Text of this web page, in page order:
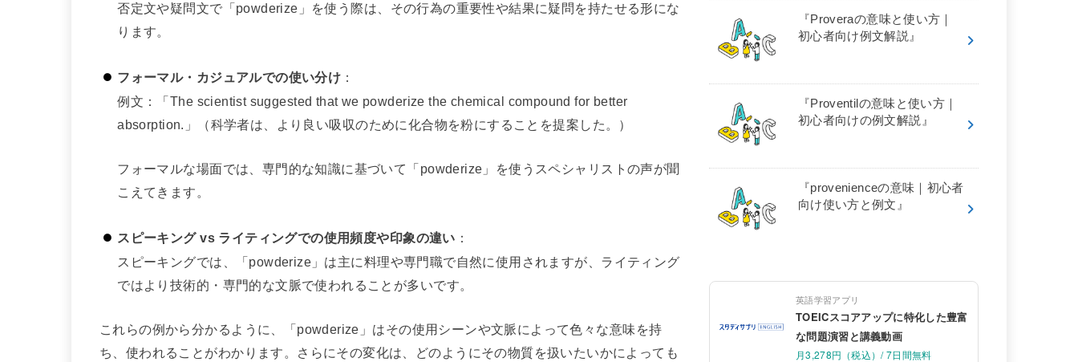
否定文や疑問文で「powderize」を使う際は、その行為の重要性や結果に疑問を持たせる形にな
ります。
フォーマル・カジュアルでの使い分け ：
例文：「The scientist suggested that we powderize the chemical compound for better
absorption.」（科学者は、より良い吸収のために化合物を粉にすることを提案した。）
フォーマルな場面では、専門的な知識に基づいて「powderize」を使うスペシャリストの声が聞
こえてきます。
スピーキング vs ライティングでの使用頻度や印象の違い ：
スピーキングでは、「powderize」は主に料理や専門職で自然に使用されますが、ライティング
ではより技術的・専門的な文脈で使われることが多いです。
これらの例から分かるように、「powderize」はその使用シーンや文脈によって色々な意味を持
ち、使われることがわかります。さらにその変化は、どのようにその物質を扱いたいかによっても
『Proveraの意味と使い方｜
初心者向け例文解説』
『Proventilの意味と使い方｜
初心者向けの例文解説』
『provenienceの意味｜初心者
向け使い方と例文』
英語学習アプリ
TOEICスコアアップに特化した豊富
な問題演習と講義動画
月3,278円（税込）/ 7日間無料